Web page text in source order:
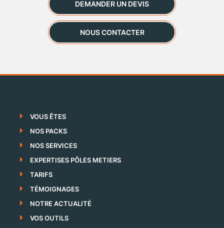
DEMANDER UN DEVIS
NOUS CONTACTER
VOUS ÊTES
NOS PACKS
NOS SERVICES
EXPERTISES PÔLES METIERS
TARIFS
TÉMOIGNAGES
NOTRE ACTUALITÉ
VOS OUTILS